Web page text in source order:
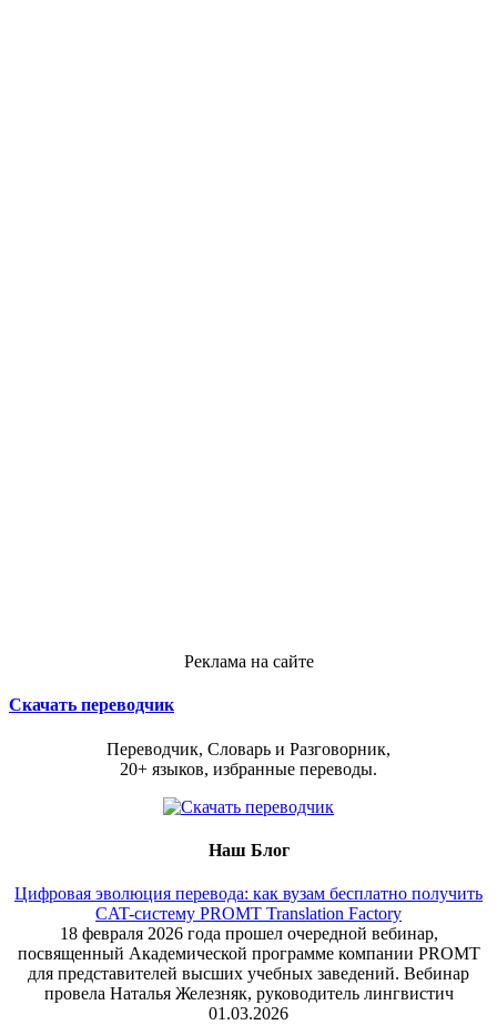
Реклама на сайте
Скачать переводчик
Переводчик, Словарь и Разговорник,
20+ языков, избранные переводы.
Наш Блог
Цифровая эволюция перевода: как вузам бесплатно получить
CAT-систему PROMT Translation Factory
18 февраля 2026 года прошел очередной вебинар,
посвященный Академической программе компании PROMT
для представителей высших учебных заведений. Вебинар
провела Наталья Железняк, руководитель лингвистич
01.03.2026